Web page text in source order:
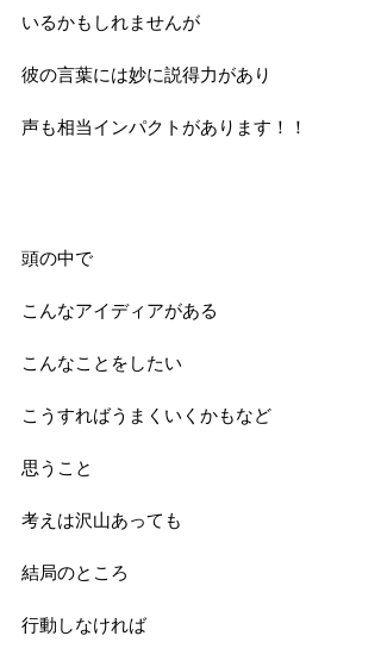
いるかもしれませんが
彼の言葉には妙に説得力があり
声も相当インパクトがあります！！
頭の中で
こんなアイディアがある
こんなことをしたい
こうすればうまくいくかもなど
思うこと
考えは沢山あっても
結局のところ
行動しなければ